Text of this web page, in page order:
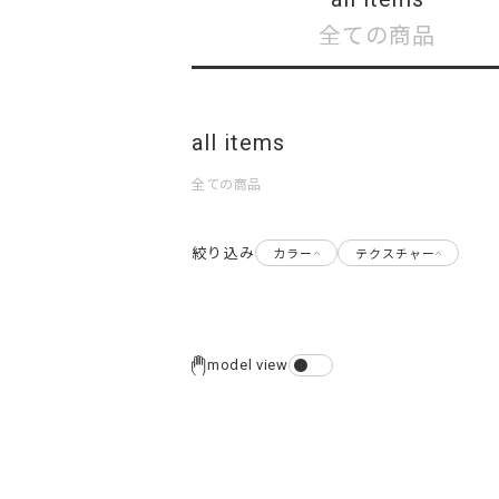
全ての商品
all items
全ての商品
絞り込み カラー テクスチャー
model view